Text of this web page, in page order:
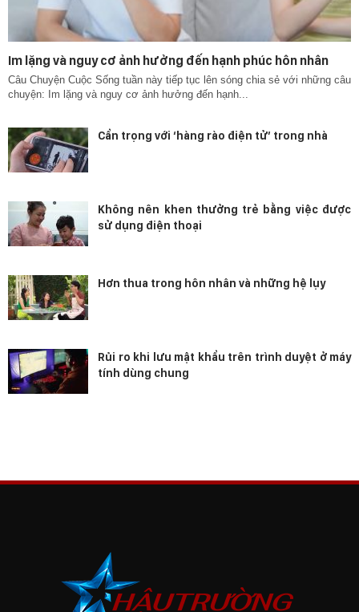
Im lặng và nguy cơ ảnh hưởng đến hạnh phúc hôn nhân
Câu Chuyện Cuộc Sống tuần này tiếp tục lên sóng chia sẻ với những câu
chuyện: Im lặng và nguy cơ ảnh hưởng đến hạnh...
Cẩn trọng với ‘hàng rào điện tử’ trong nhà
Không nên khen thưởng trẻ bằng việc được
sử dụng điện thoại
Hơn thua trong hôn nhân và những hệ lụy
Rủi ro khi lưu mật khẩu trên trình duyệt ở máy
tính dùng chung